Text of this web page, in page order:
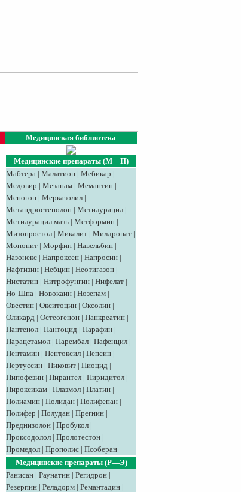
Медицинская библиотека
Медицинские препараты (М—П)
Мабтера | Малатион | Мебикар |
Медовир | Meзaпaм | Мемантин |
Меногон | Мерказолил |
Метандростенолон | Метилурацил |
Метилурацил мазь | Метформин |
Мизопростол | Микалит | Милдронат |
Мононит | Морфин | Навельбин |
Назонекс | Напроксен | Напросин |
Нафтизин | Небцин | Неотигазон |
Нистатин | Нитрофунгин | Нифелат |
Но-Шпа | Новокаин | Нозепам |
Овестин | Окситоцин | Оксолин |
Оликард | Остеогенон | Панкреатин |
Пантенол | Пантоцид | Парафин |
Парацетамол | Парембал | Пафенцил |
Пентамин | Пентоксил | Пепсин |
Пертуссин | Пиковит | Пиоцид |
Пипофезин | Пирантел | Пиридитол |
Пироксикам | Плазмол | Платин |
Полиамин | Полидан | Полифепан |
Полифер | Полудан | Прегнин |
Преднизолон | Пробукол |
Проксодолол | Пролотестон |
Промедол | Прополис | Псоберан
Медицинские препараты (Р—Э)
Ранисан | Раунатин | Регидрон |
Резерпин | Реладорм | Ремантадин |